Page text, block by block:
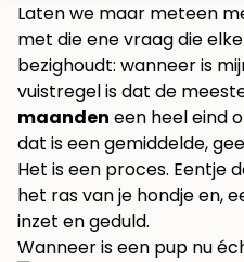
Laten we maar meteen
met die ene vraag die
bezighoudt: wanneer is
vuistregel is dat de
maanden een heel eind
dat is een gemiddelde,
Het is een proces. Eentje
het ras van je hondje en,
inzet en geduld.
Wanneer is een pup nu